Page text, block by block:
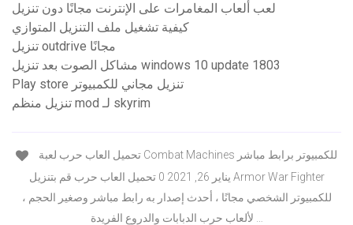
لعب ألعاب المغامرات على الإنترنت مجانًا دون تنزيل
كيفية تشغيل ملف التنزيل المتوازي
تنزيل outdrive مجانًا
مشاكل الصوت بعد تنزيل windows 10 update 1803
Play store تنزيل مجاني للكمبيوتر
تنزيل منظم mod لـ skyrim
يناير 26, 2021 0 تحميل العاب حرب قم بتنزيل Armor War Fighter
للكمبيوتر الشخصي مجانًا ، أحدث إصدار به رابط مباشر وصغير الحجم ،